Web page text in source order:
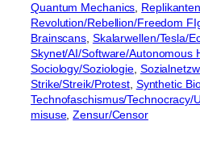
Quantum Mechanics
Revolution/Rebellion/Freedom
Brainscans Skalarwellen/Tesla/
Skynet/AI/Software/Autonomous
Sociology/Soziologie
Strike/Streik/Protest, Synthetic
Technofaschismus/Technocracy/
misuse, Zensur/Censor